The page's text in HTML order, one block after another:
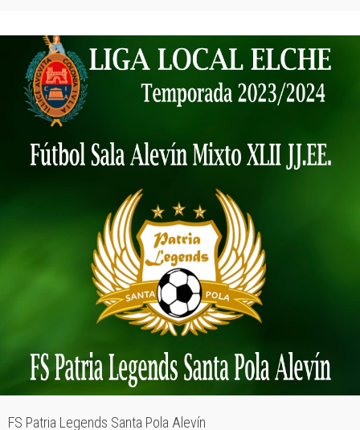
FS Patria Legends Santa Pola Alevín